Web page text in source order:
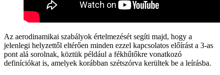
Az aerodinamikai szabályok értelmezését segíti majd, hogy a
jelenlegi helyzettől eltérően minden ezzel kapcsolatos előírást a 3-as
pont alá sorolnak, köztük például a fékhűtőkre vonatkozó
definíciókat is, amelyek korábban szétszórva kerültek be a leírásba.